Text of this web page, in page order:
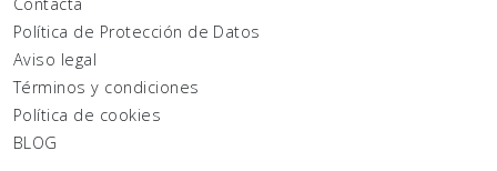
Política de Protección de Datos
Aviso legal
Términos y condiciones
Política de cookies
BLOG